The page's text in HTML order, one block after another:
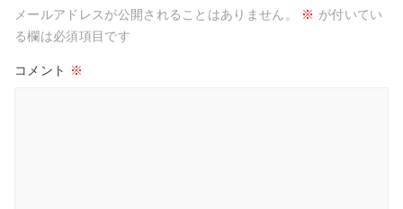
メールアドレスが公開されることはありません。 ※ が付いてい
る欄は必須項目です
コメント ※